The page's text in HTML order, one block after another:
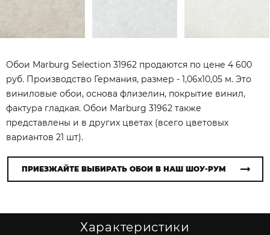
Обои Marburg Selection 31962 продаются по цене 4 600
руб. Производство Германия, размер - 1,06x10,05 м. Это
виниловые обои, основа флизелин, покрытие винил,
фактура гладкая. Обои Marburg 31962 также
представлены и в других цветах (всего цветовых
вариантов 21 шт).
ПРИЕЗЖАЙТЕ ВЫБИРАТЬ ОБОИ В НАШ ШОУ-РУМ
Характеристики